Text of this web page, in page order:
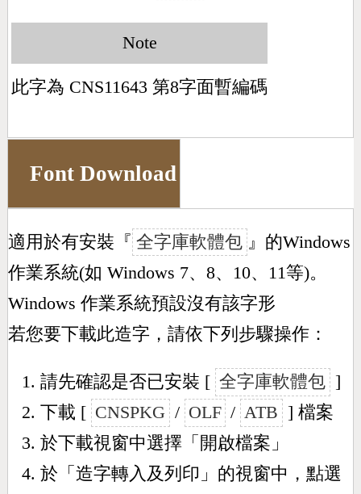
Note
此字為 CNS11643 第8字面暫編碼
Font Download
適用於有安裝『 全字庫軟體包 』的Windows
作業系統(如 Windows 7、8、10、11等)。
Windows 作業系統預設沒有該字形
若您要下載此造字，請依下列步驟操作：
請先確認是否已安裝 [ 全字庫軟體包 ]
下載 [ CNSPKG / OLF / ATB ] 檔案
於下載視窗中選擇「開啟檔案」
於「造字轉入及列印」的視窗中，點選